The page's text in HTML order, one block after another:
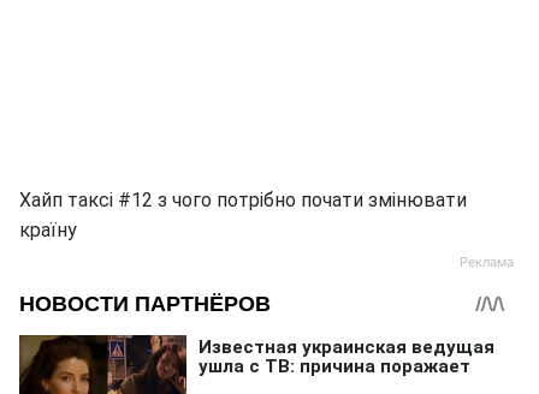
Хайп таксі #12 з чого потрібно почати змінювати
країну